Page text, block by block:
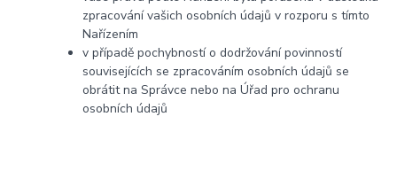
zpracování vašich osobních údajů v rozporu s tímto
Nařízením
v případě pochybností o dodržování povinností
souvisejících se zpracováním osobních údajů se
obrátit na Správce nebo na Úřad pro ochranu
osobních údajů